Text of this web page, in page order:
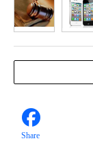
Share